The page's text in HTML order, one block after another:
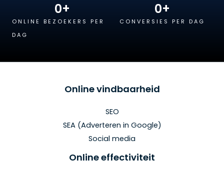
ONLINE BEZOEKERS PER
DAG
0+
CONVERSIES PER DAG
0+
Online vindbaarheid
SEO
SEA (Adverteren in Google)
Social media
Online effectiviteit